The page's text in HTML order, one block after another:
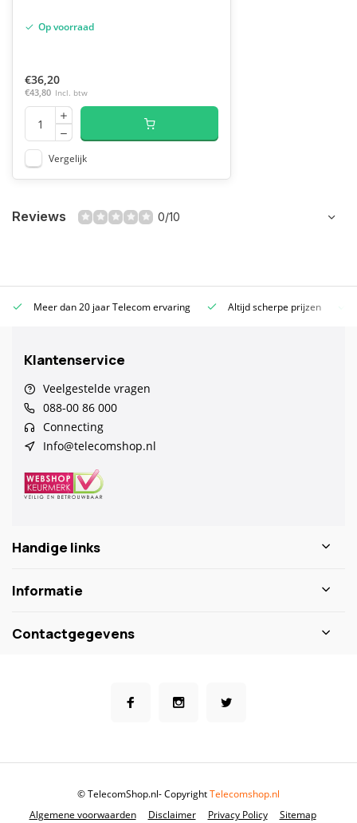
Op voorraad
€36,20
€43,80 Incl. btw
Vergelijk
Reviews 0/10
Meer dan 20 jaar Telecom ervaring Altijd scherpe prijzen
Klantenservice
Veelgestelde vragen
088-00 86 000
Connecting
Info@telecomshop.nl
Handige links
Informatie
Contactgegevens
Algemene voorwaarden Disclaimer Privacy Policy Sitemap
© TelecomShop.nl- CopyrightTelecomshop.nl